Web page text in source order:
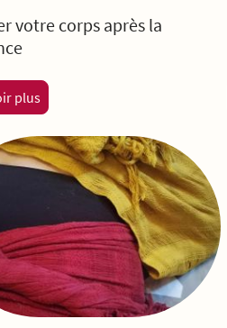
votre corps après la
plus